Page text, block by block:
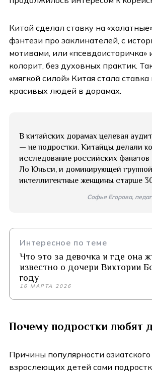
Китай сделал ставку на
фэнтези про заклинателей, с
мотивами, или «псевдоисторичка»
колорит, без духовных практик.
«мягкой силой» Китая стала ставка
красивых людей в дорамах.
В китайских дорамах целевая
— не подростки. Китайцы делали
исследование российских фанатов
Ло Юньси, и доминирующей
интеллигентные женщины старше
Софья Егорова,
Интересное по теме
Что это за девочка и где она
известно о дочери Виктории
году
16 МАРТА 2026
Почему подростки любят
Причины популярности
взрослеющих детей сами